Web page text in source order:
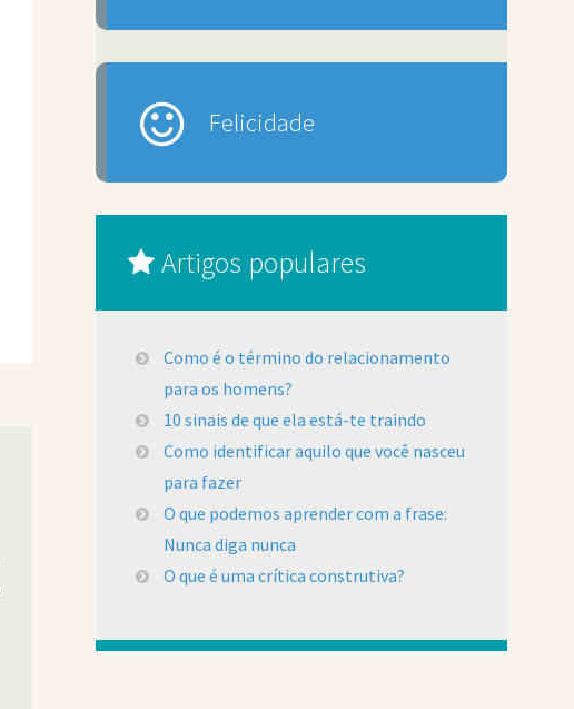
Felicidade
Artigos populares
Como é o término do relacionamento
para os homens?
10 sinais de que ela está-te traindo
Como identificar aquilo que você nasceu
para fazer
O que podemos aprender com a frase:
Nunca diga nunca
O que é uma crítica construtiva?